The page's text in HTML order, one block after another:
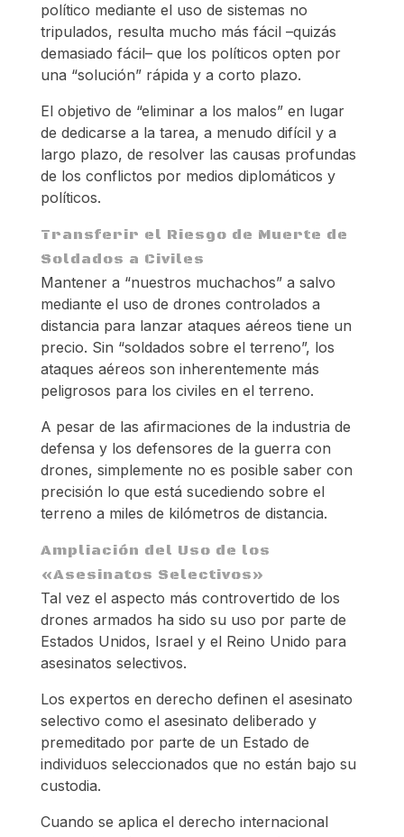
político mediante el uso de sistemas no
tripulados, resulta mucho más fácil –quizás
demasiado fácil– que los políticos opten por
una “solución” rápida y a corto plazo.
El objetivo de “eliminar a los malos” en lugar
de dedicarse a la tarea, a menudo difícil y a
largo plazo, de resolver las causas profundas
de los conflictos por medios diplomáticos y
políticos.
Transferir el Riesgo de Muerte de
Soldados a Civiles
Mantener a “nuestros muchachos” a salvo
mediante el uso de drones controlados a
distancia para lanzar ataques aéreos tiene un
precio. Sin “soldados sobre el terreno”, los
ataques aéreos son inherentemente más
peligrosos para los civiles en el terreno.
A pesar de las afirmaciones de la industria de
defensa y los defensores de la guerra con
drones, simplemente no es posible saber con
precisión lo que está sucediendo sobre el
terreno a miles de kilómetros de distancia.
Ampliación del Uso de los
«Asesinatos Selectivos»
Tal vez el aspecto más controvertido de los
drones armados ha sido su uso por parte de
Estados Unidos, Israel y el Reino Unido para
asesinatos selectivos.
Los expertos en derecho definen el asesinato
selectivo como el asesinato deliberado y
premeditado por parte de un Estado de
individuos seleccionados que no están bajo su
custodia.
Cuando se aplica el derecho internacional